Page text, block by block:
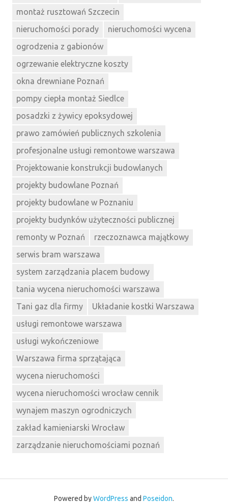
montaż rusztowań Szczecin
nieruchomości porady
nieruchomości wycena
ogrodzenia z gabionów
ogrzewanie elektryczne koszty
okna drewniane Poznań
pompy ciepła montaż Siedlce
posadzki z żywicy epoksydowej
prawo zamówień publicznych szkolenia
profesjonalne usługi remontowe warszawa
Projektowanie konstrukcji budowlanych
projekty budowlane Poznań
projekty budowlane w Poznaniu
projekty budynków użyteczności publicznej
remonty w Poznań
rzeczoznawca majątkowy
serwis bram warszawa
system zarządzania placem budowy
tania wycena nieruchomości warszawa
Tani gaz dla firmy
Układanie kostki Warszawa
usługi remontowe warszawa
usługi wykończeniowe
Warszawa firma sprzątająca
wycena nieruchomości
wycena nieruchomości wrocław cennik
wynajem maszyn ogrodniczych
zakład kamieniarski Wrocław
zarządzanie nieruchomościami poznań
Powered byWordPress and Poseidon.